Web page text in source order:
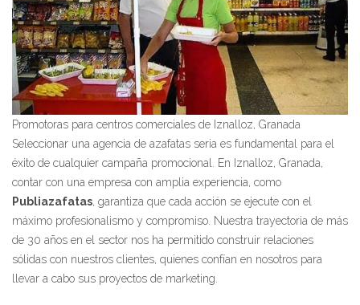
Promotoras para centros comerciales de Iznalloz, Granada
Seleccionar una agencia de azafatas seria es fundamental para el
éxito de cualquier campaña promocional. En Iznalloz, Granada,
contar con una empresa con amplia experiencia, como
Publiazafatas , garantiza que cada acción se ejecute con el
máximo profesionalismo y compromiso. Nuestra trayectoria de más
de 30 años en el sector nos ha permitido construir relaciones
sólidas con nuestros clientes, quienes confían en nosotros para
llevar a cabo sus proyectos de marketing.